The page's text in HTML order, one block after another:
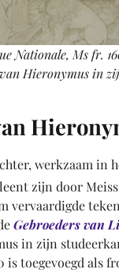
Nationale, Ms fr.
Hieronymus in
werkzaam in
zijn door
vervaardigde
Gebroeders van
in zijn
is toegevoegd als